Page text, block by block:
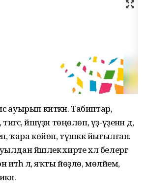
ауырып киткән. Табиптар,
йәшәүҙән төңөлөп, үҙ-үҙенән дә,
ҡара көйөп, түшәккә йығылған.
йәшлек әхирәте хәл белергә
итһә лә, яҡты йөҙлө, мөләйем,